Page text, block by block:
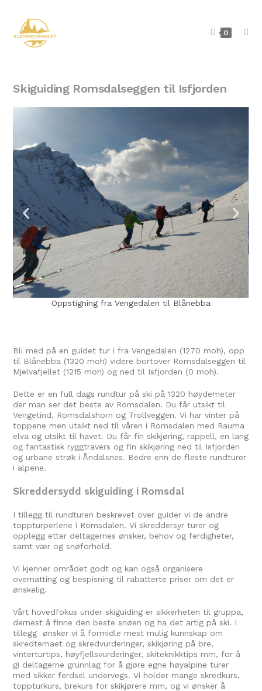
0
Skiguiding Romsdalseggen til Isfjorden
Oppstigning fra Vengedalen til Blånebba
Bli med på en guidet tur i fra Vengedalen (1270 moh), opp
til Blånebba (1320 moh) videre bortover Romsdalseggen til
Mjelvafjellet (1215 moh) og ned til Isfjorden (0 moh).
Dette er en full dags rundtur på ski på 1320 høydemeter
der man ser det beste av Romsdalen. Du får utsikt til
Vengetind, Romsdalshorn og Trollveggen. Vi har vinter på
toppene men utsikt ned til våren i Romsdalen med Rauma
elva og utsikt til havet. Du får fin skikjøring, rappell, en lang
og fantastisk ryggtravers og fin skikjøring ned til Isfjorden
og urbane strøk i Åndalsnes. Bedre enn de fleste rundturer
i alpene.
Skreddersydd skiguiding i Romsdal
I tillegg til rundturen beskrevet over guider vi de andre
toppturperlene i Romsdalen. Vi skreddersyr turer og
opplegg etter deltagernes ønsker, behov og ferdigheter,
samt vær og snøforhold.
Vi kjenner området godt og kan også organisere
overnatting og bespisning til rabatterte priser om det er
ønskelig.
Vårt hovedfokus under skiguiding er sikkerheten til gruppa,
dernest å finne den beste snøen og ha det artig på ski. I
tillegg ønsker vi å formidle mest mulig kunnskap om
skredtemaet og skredvurderinger, skikjøring på bre,
vinterturtips, høyfjellsvurderinger, skiteknikktips mm, for å
gi deltagerne grunnlag for å gjøre egne høyalpine turer
med sikker ferdsel undervegs. Vi holder mange skredkurs,
toppturkurs, brekurs for skikjørere mm, og vi ønsker å